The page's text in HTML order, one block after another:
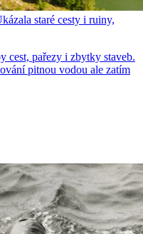
staré cesty i ruiny,
cest, pařezy i zbytky staveb.
pitnou vodou ale zatím